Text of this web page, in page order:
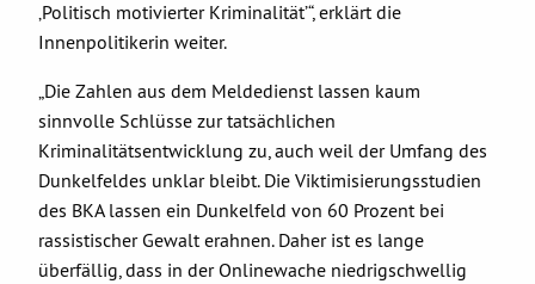
‚Politisch motivierter Kriminalität’“, erklärt die
Innenpolitikerin weiter.
„Die Zahlen aus dem Meldedienst lassen kaum
sinnvolle Schlüsse zur tatsächlichen
Kriminalitätsentwicklung zu, auch weil der Umfang des
Dunkelfeldes unklar bleibt. Die Viktimisierungsstudien
des BKA lassen ein Dunkelfeld von 60 Prozent bei
rassistischer Gewalt erahnen. Daher ist es lange
überfällig, dass in der Onlinewache niedrigschwellig